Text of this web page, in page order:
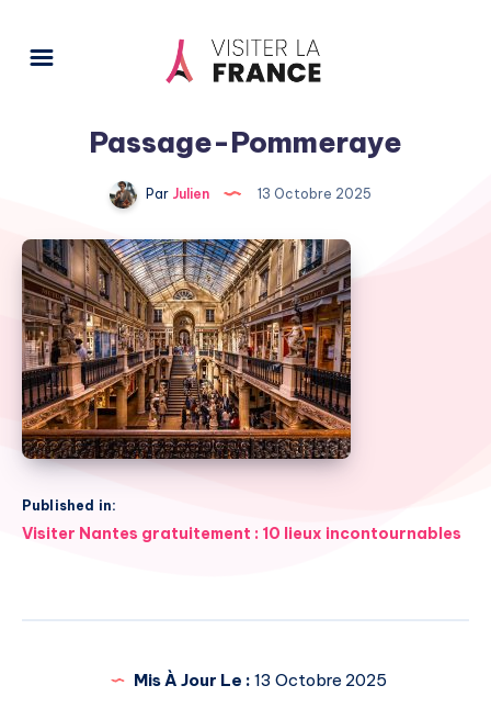
Passage-Pommeraye
ParJulien 13 Octobre 2025
Published in:
Navigation
Visiter Nantes gratuitement : 10 lieux incontournables
Mis À Jour Le : 13 Octobre 2025